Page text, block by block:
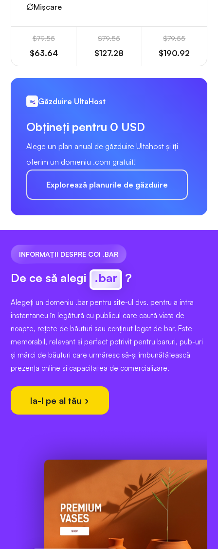
Mișcare
$79.55
$63.64
$79.55
$127.28
$79.55
$190.92
Găzduire UltaHost
Obțineți pentru 0 USD
Alege un plan anual de găzduire Ultahost și îți
oferim un domeniu .com gratuit!
Explorează planurile de găzduire
INFORMAȚII DESPRE COI .BAR
De ce să alegi .bar ?
Alegeți un domeniu .bar pentru site-ul dvs. pentru a intra
instantaneu în legătură cu publicul care caută viața de
noapte, rețete de băuturi sau conținut legat de bar. Este
memorabil, relevant și perfect potrivit pentru baruri, pub-uri
și mărci de băuturi care urmăresc să-și îmbunătățească
prezența online și capacitatea de comercializare.
Ia-l pe al tău